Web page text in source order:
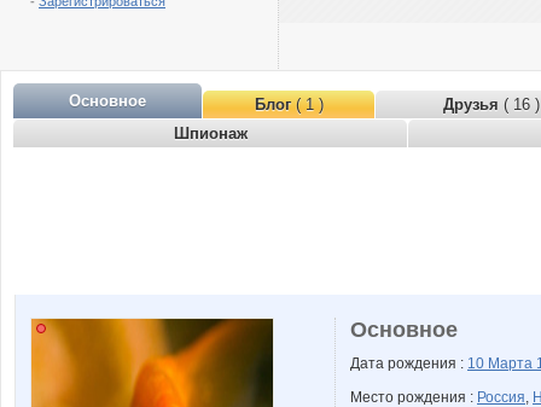
Основное Блог( 1 ) Друзья ( 16 )
Шпионаж
Основное
Дата рождения : 10 Марта
Место рождения : Россия,